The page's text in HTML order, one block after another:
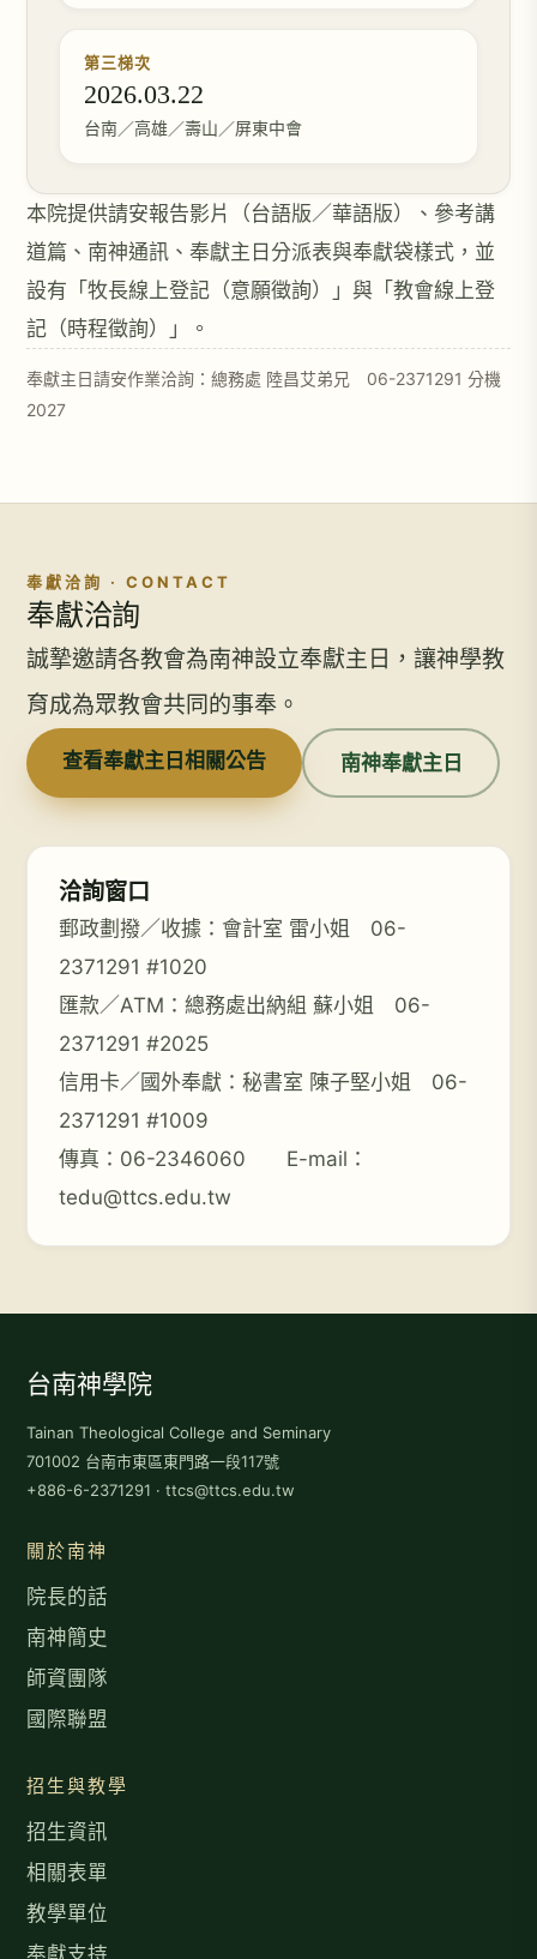
第三梯次
2026.03.22
台南／高雄／壽山／屏東中會
本院提供請安報告影片（台語版／華語版）、參考講
道篇、南神通訊、奉獻主日分派表與奉獻袋樣式，並
設有「牧長線上登記（意願徵詢）」與「教會線上登
記（時程徵詢）」。
奉獻主日請安作業洽詢：總務處 陸昌艾弟兄 06-2371291 分機
2027
奉獻洽詢 · CONTACT
奉獻洽詢
誠摯邀請各教會為南神設立奉獻主日，讓神學教
育成為眾教會共同的事奉。
查看奉獻主日相關公告 南神奉獻主日
洽詢窗口
郵政劃撥／收據：會計室 雷小姐 06-
2371291 #1020
匯款／ATM：總務處出納組 蘇小姐 06-
2371291 #2025
信用卡／國外奉獻：秘書室 陳子堅小姐 06-
2371291 #1009
傳真：06-2346060 E-mail：
tedu@ttcs.edu.tw
台南神學院
Tainan Theological College and Seminary
701002 台南市東區東門路一段117號
+886-6-2371291 · ttcs@ttcs.edu.tw
關於南神
院長的話
南神簡史
師資團隊
國際聯盟
招生與教學
招生資訊
相關表單
教學單位
奉獻支持